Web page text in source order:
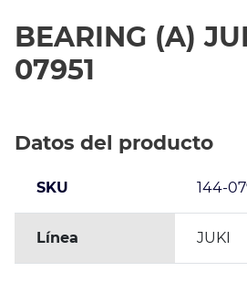
BEARING (A)
07951
Datos del producto
SKU 144-
Línea JUKI